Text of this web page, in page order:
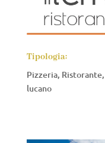
Tipologia:
Pizzeria,
lucano